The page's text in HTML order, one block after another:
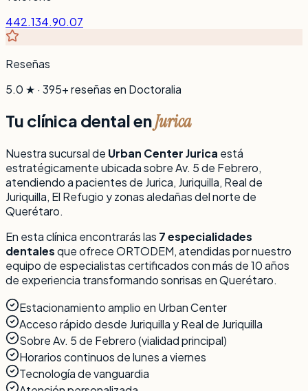
442.134.90.07
Reseñas
5.0 ★ · 395+ reseñas en Doctoralia
Tu clínica dental enJurica
Nuestra sucursal de Urban Center Jurica está
estratégicamente ubicada sobre Av. 5 de Febrero,
atendiendo a pacientes de Jurica, Juriquilla, Real de
Juriquilla, El Refugio y zonas aledañas del norte de
Querétaro.
En esta clínica encontrarás las 7 especialidades
dentalesque ofrece ORTODEM, atendidas por nuestro
equipo de especialistas certificados con más de 10 años
de experiencia transformando sonrisas en Querétaro.
Estacionamiento amplio en Urban Center
Acceso rápido desde Juriquilla y Real de Juriquilla
Sobre Av. 5 de Febrero (vialidad principal)
Horarios continuos de lunes a viernes
Tecnología de vanguardia